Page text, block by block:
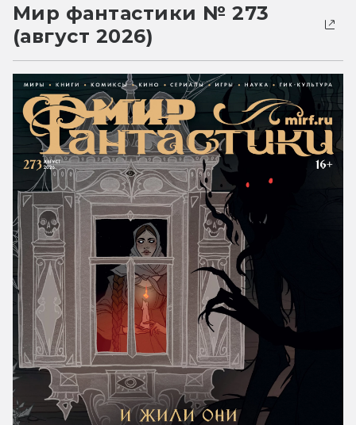
Мир фантастики № 273
(август 2026)